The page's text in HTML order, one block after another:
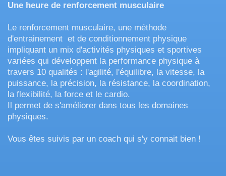
Une heure de renforcement musculaire
Le renforcement musculaire, une méthode
d'entrainement et de conditionnement physique
impliquant un mix d'activités physiques et sportives
variées qui développent la performance physique à
travers 10 qualités : l'agilité, l'équilibre, la vitesse, la
puissance, la précision, la résistance, la coordination,
la flexibilité, la force et le cardio.
Il permet de s'améliorer dans tous les domaines
physiques.
Vous êtes suivis par un coach qui s'y connait bien !